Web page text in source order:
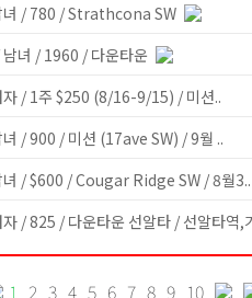
녀 / 780 / Strathcona SW
녀 / 1960 / 다운타운
/ 1주 $250 (8/16-9/15) / 미션..
/ 900 / 미션 (17ave SW) / 9월 ..
/ $600 / Cougar Ridge SW / 8월3..
1 2 3 4 5 6 7 8 9 10